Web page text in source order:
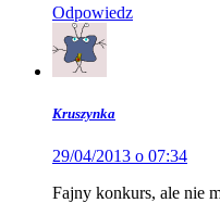
Odpowiedz
Kruszynka
29/04/2013 o 07:34
Fajny konkurs, ale nie